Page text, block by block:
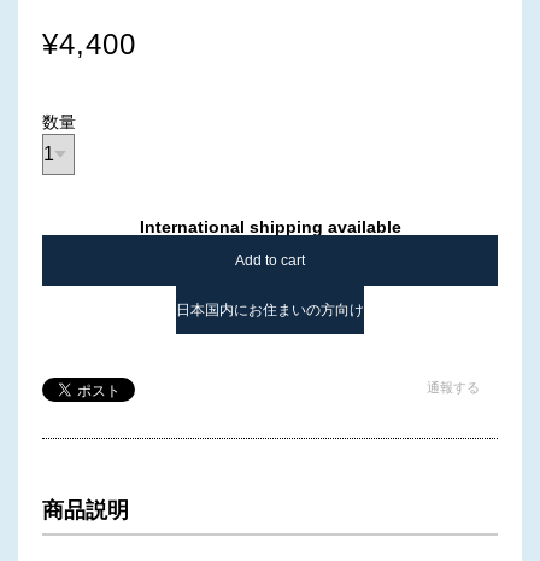
¥4,400
数量
International shipping available
Add to cart
日本国内にお住まいの方向け
通報する
商品説明